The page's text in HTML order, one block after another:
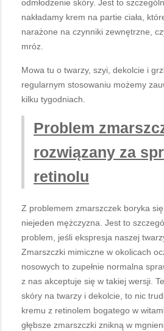
odmłodzenie skóry. Jest to
nakładamy krem na partie ciała,
narażone na czynniki zewnętrzne,
mróz.
Mowa tu o twarzy, szyi, dekolcie i
regularnym stosowaniu możemy
kilku tygodniach.
Problem
rozwiązany za
retinolu
Z problemem zmarszczek boryka
niejeden mężczyzna. Jest to
problem, jeśli ekspresja naszej
Zmarszczki mimiczne w okolicach
nosowych to zupełnie normalna
z nas akceptuje się w takiej wersji.
skóry na twarzy i dekolcie, to nic
kremu z retinolem bogatego w
głębsze zmarszczki znikną w